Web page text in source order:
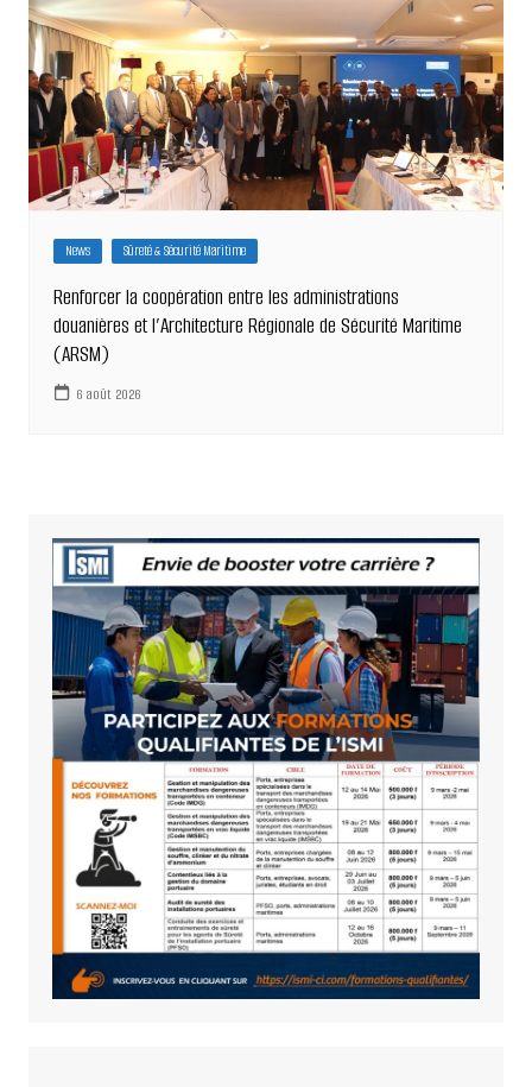
News Sûreté & Sécurité Maritime
Renforcer la coopération entre les administrations
douanières et l’Architecture Régionale de Sécurité Maritime
(ARSM)
6 août 2026